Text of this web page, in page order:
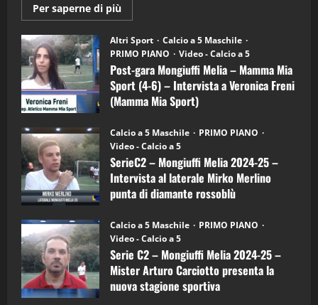
Per saperne di più
informazioni
Post-
gara
Mongiuffi
Melia
–
Mamma
Mia
Sport
6)
–
Intervista
a
mister
Arturo
Carciotto
(Mongiuffi
Altri Sport
Calcio a 5 Maschile
PRIMO PIANO
Video - Calcio a 5
Post-gara Mongiuffi Melia – Mamma Mia
Sport (4-6) – Intervista a Veronica Freni
(Mamma Mia Sport)
Calcio a 5 Maschile
PRIMO PIANO
Video - Calcio a 5
SerieC2 – Mongiuffi Melia 2024-25 –
Intervista al laterale Mirko Merlino
punta di diamante rossoblù
Calcio a 5 Maschile
PRIMO PIANO
Video - Calcio a 5
Serie C2 – Mongiuffi Melia 2024-25 –
Mister Arturo Carciotto presenta la
nuova stagione sportiva
3
"SportEmpire" in Podcast
“SportEmpire” in Podcast: 28^ Puntata
(Martedi 21 Aprile 2026)
21/04/2026
4
“SportEmpire” in Podcast: 27^ Puntata
(Martedi 14 Aprile 2026)
15/04/2026
5
“SportEmpire” in Podcast: 26^ Puntata
(Martedi 07 Aprile 2026)
08/04/2026